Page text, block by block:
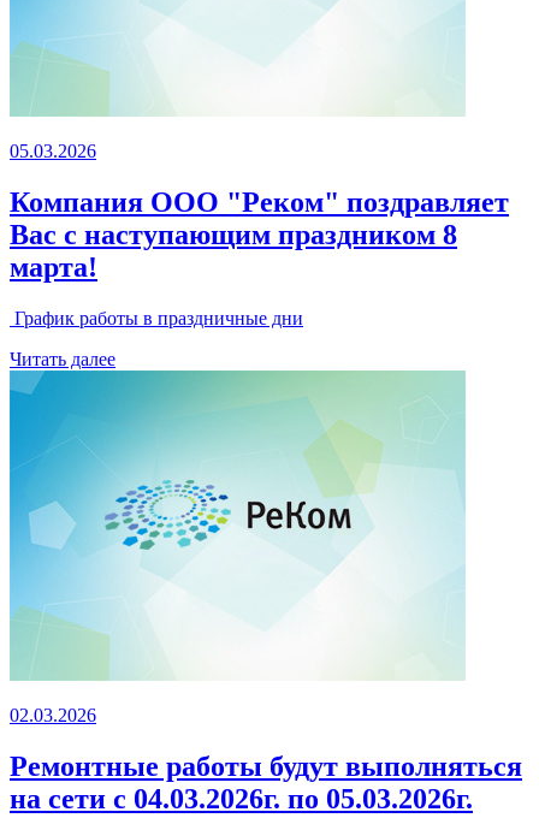
05.03.2026
Компания ООО "Реком" поздравляет
Вас с наступающим праздником 8
марта!
График работы в праздничные дни
Читать далее
02.03.2026
Ремонтные работы будут выполняться
на сети с 04.03.2026г. по 05.03.2026г.